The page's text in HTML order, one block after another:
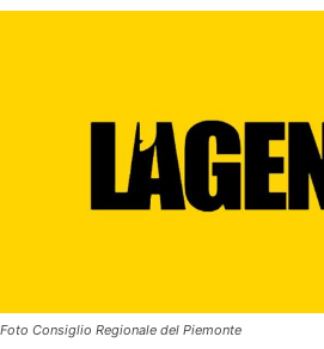
Foto Consiglio Regionale del Piemonte